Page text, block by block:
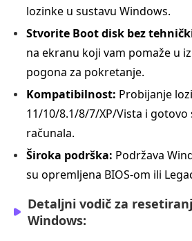
lozinke u sustavu Windows.
Stvorite Boot disk bez
na ekranu koji vam pomaže u
pogona za pokretanje.
Kompatibilnost: Probijanje
11/10/8.1/8/7/XP/Vista i
računala.
Široka podrška: Podržava
su opremljena BIOS-om ili
Detaljni vodič za
Windows: